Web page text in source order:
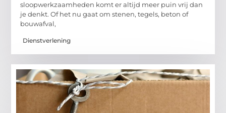
sloopwerkzaamheden komt er altijd meer puin vrij dan
je denkt. Of het nu gaat om stenen, tegels, beton of
bouwafval,
Dienstverlening